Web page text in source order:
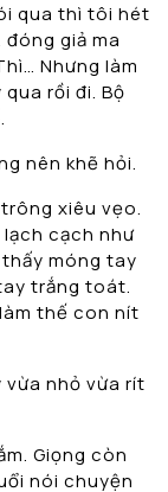
qua thì tôi hét
giả ma
Nhưng làm
rồi đi. Bộ
nên khẽ hỏi.
xiêu vẹo.
lạch cạch như
móng tay
trắng toát.
thế con nít
vừa nhỏ vừa rít
Giọng còn
nói chuyện